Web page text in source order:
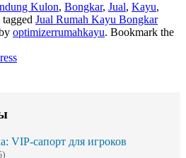
Kulon, Bongkar, Jual, Kayu,
tagged Jual Rumah Kayu Bongkar
optimizerrumahkayu. Bookmark the
VIP-сапорт для игроков